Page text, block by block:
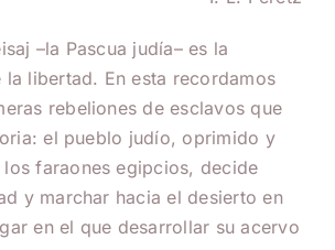
–la Pascua judía– es la
la libertad. En esta recordamos
rebeliones de esclavos que
el pueblo judío, oprimido y
faraones egipcios, decide
y marchar hacia el desierto en
en el que desarrollar su acervo